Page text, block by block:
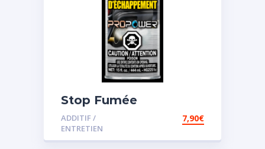
Stop Fumée
ADDITIF /
ENTRETIEN
7,90€